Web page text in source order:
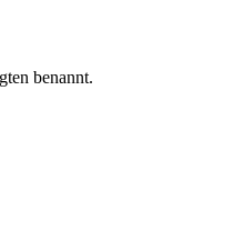
benannt.